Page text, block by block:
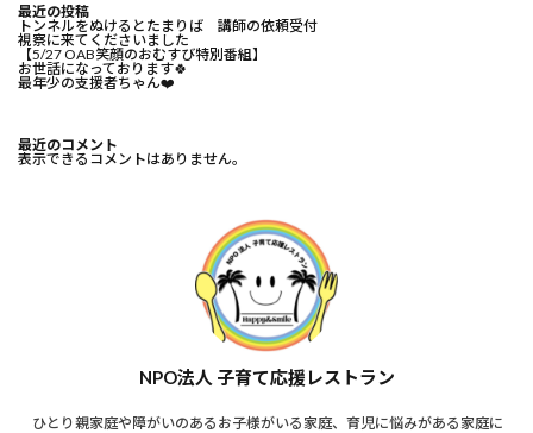
最近の投稿
トンネルをぬけるとたまりば 講師の依頼受付
視察に来てくださいました
【5/27 OAB笑顔のおむすび特別番組】
お世話になっております🍀⁡
最年少の支援者ちゃん❤️⁡
最近のコメント
表示できるコメントはありません。
NPO法人 子育て応援レストラン
ひとり親家庭や障がいのあるお子様がいる家庭、育児に悩みがある家庭に